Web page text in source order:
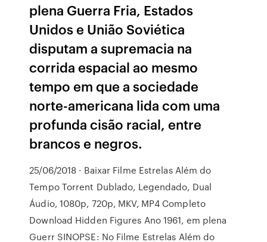
plena Guerra Fria, Estados
Unidos e União Soviética
disputam a supremacia na
corrida espacial ao mesmo
tempo em que a sociedade
norte-americana lida com uma
profunda cisão racial, entre
brancos e negros.
25/06/2018 · Baixar Filme Estrelas Além do
Tempo Torrent Dublado, Legendado, Dual
Áudio, 1080p, 720p, MKV, MP4 Completo
Download Hidden Figures Ano 1961, em plena
Guerr SINOPSE: No Filme Estrelas Além do